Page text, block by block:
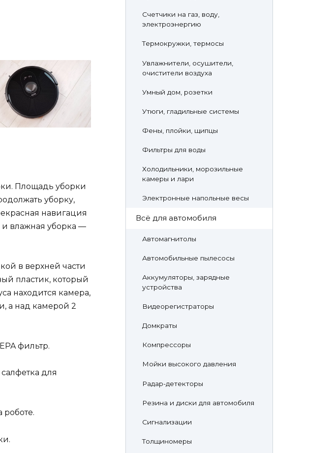
Площадь уборки
уборку,
навигация
и влажная уборка —
в верхней части
пластик, который
находится камера,
а над камерой 2
фильтр.
для
роботе.
Счетчики на газ, воду,
электроэнергию
Термокружки, термосы
Увлажнители, осушители,
очистители воздуха
Умный дом, розетки
Утюги, гладильные системы
Фены, плойки, щипцы
Фильтры для воды
Холодильники, морозильные
камеры и лари
Электронные напольные весы
Всё для автомобиля
Автомагнитолы
Автомобильные пылесосы
Аккумуляторы, зарядные
устройства
Видеорегистраторы
Домкраты
Компрессоры
Мойки высокого давления
Радар-детекторы
Резина и диски для автомобиля
Сигнализации
Толщиномеры